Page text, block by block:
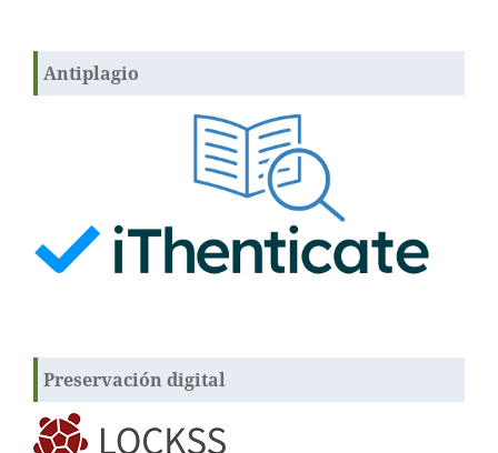
Antiplagio
Preservación digital